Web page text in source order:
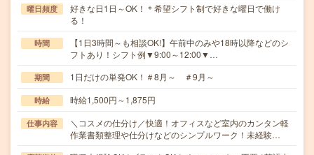
曜日頻度
好きな日1日～OK！＊希望シフト制で好きな曜日で働け
る！
時間
【1日3時間～も相談OK!】午前中のみや18時以降などのシ
フトあり！シフト例▼9:00～12:00▼…
期間 1日だけの単発OK！＃8月～ ＃9月～
時給 時給1,500円～1,875円
仕事内容
＼コスメの仕分け／快適！オフィスなど室内のカンタン軽
作業書類整理や仕分けなどのシンプルワーク！未経験…